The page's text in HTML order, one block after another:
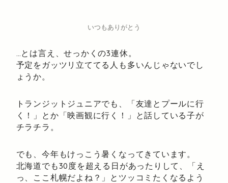
いつもありがとう
…とは言え、せっかくの3連休。
予定をガッツリ立ててる人も多いんじゃないでし
ょうか。
トランジットジュニアでも、「友達とプールに行
く！」とか「映画観に行く！」と話している子が
チラチラ。
でも、今年もけっこう暑くなってきています。
北海道でも30度を超える日があったりして、「え
っ、ここ札幌だよね？」とツッコミたくなるよう